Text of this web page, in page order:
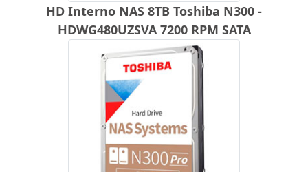
HD Interno NAS 8TB Toshiba N300 -
HDWG480UZSVA 7200 RPM SATA